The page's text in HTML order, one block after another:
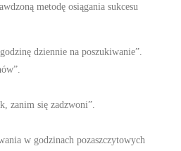
metodę osiągania sukcesu
dziennie na poszukiwanie”.
zanim się zadzwoni”.
w godzinach pozaszczytowych